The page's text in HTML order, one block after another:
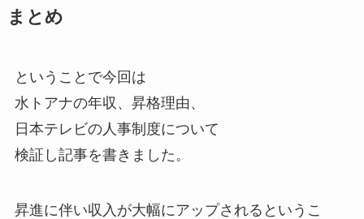
まとめ
ということで今回は
水トアナの年収、昇格理由、
日本テレビの人事制度について
検証し記事を書きました。
昇進に伴い収入が大幅にアップされるというこ